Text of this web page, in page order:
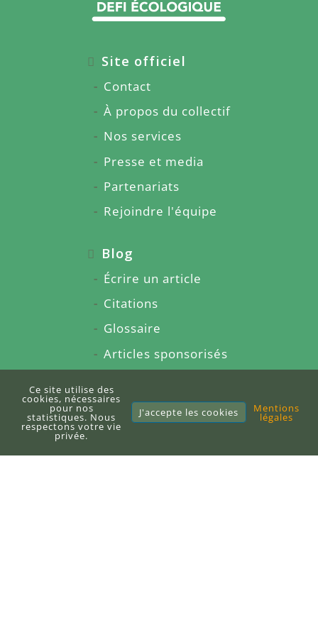
Site officiel
Contact
À propos du collectif
Nos services
Presse et media
Partenariats
Rejoindre l'équipe
Blog
Écrire un article
Citations
Glossaire
Articles sponsorisés
Sitemap
Ce site utilise des
cookies, nécessaires
pour nos
statistiques. Nous
respectons votre vie
privée.
J'accepte les cookies Mentions
légales